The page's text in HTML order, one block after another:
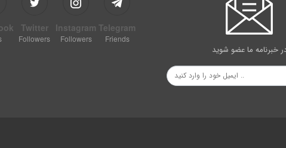
Twitter
Followers
Instagram
Followers
Telegram
Friends
خبرنامه ما عضو شوید